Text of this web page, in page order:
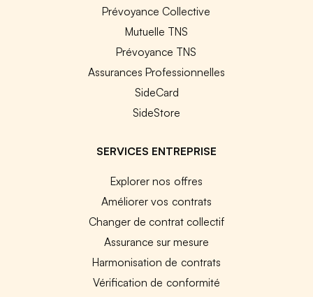
Prévoyance Collective
Mutuelle TNS
Prévoyance TNS
Assurances Professionnelles
SideCard
SideStore
SERVICES ENTREPRISE
Explorer nos offres
Améliorer vos contrats
Changer de contrat collectif
Assurance sur mesure
Harmonisation de contrats
Vérification de conformité